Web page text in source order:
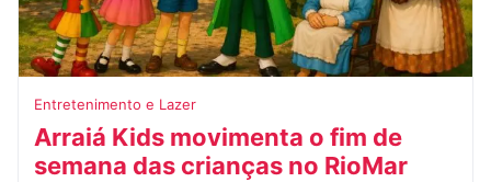
Entretenimento e Lazer
Arraiá Kids movimenta o fim de
semana das crianças no RioMar